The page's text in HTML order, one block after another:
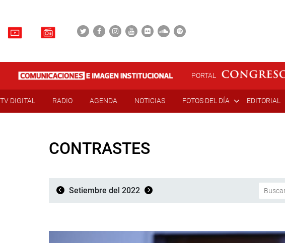
PORTAL
TV DIGITAL RADIO AGENDA NOTICIAS FOTOS DEL DÍA EDITORIAL
CONTRASTES
Setiembre del 2022